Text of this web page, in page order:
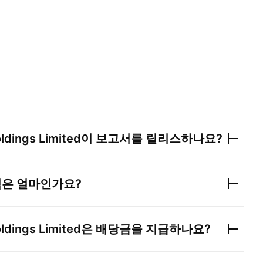
Limited이 보고서를 릴리스하나요?
얼마인가요?
Limited은 배당금을 지급하나요?